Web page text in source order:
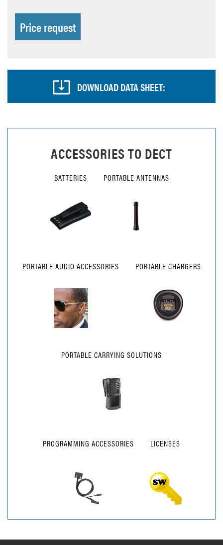
Price request
DOWNLOAD DATA SHEET:
ACCESSORIES TO DECT
BATTERIES PORTABLE ANTENNAS
PORTABLE AUDIO ACCESSORIES PORTABLE CHARGERS
PORTABLE CARRYING SOLUTIONS
PROGRAMMING ACCESSORIES LICENSES